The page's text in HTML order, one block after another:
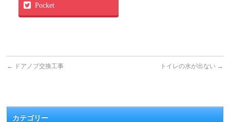
Pocket
← ドアノブ交換工事 トイレの水が出ない →
カテゴリー